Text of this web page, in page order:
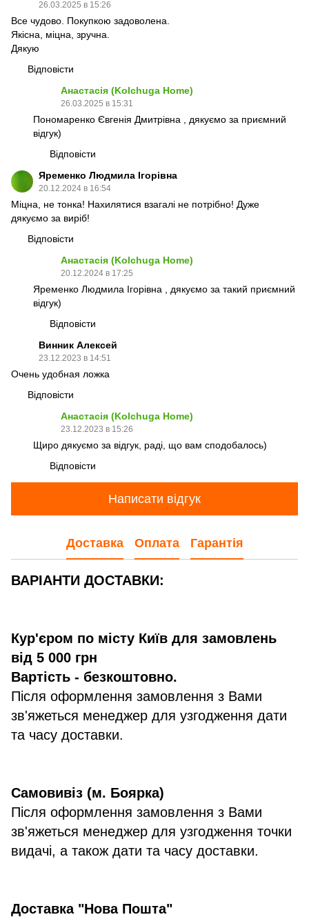
26.03.2025 в 15:26
Все чудово. Покупкою задоволена.
Якісна, міцна, зручна.
Дякую
Відповісти
Анастасія (Kolchuga Home)
26.03.2025 в 15:31
Пономаренко Євгенія Дмитрівна , дякуємо за приємний
відгук)
Відповісти
Яременко Людмила Ігорівна
20.12.2024 в 16:54
Міцна, не тонка! Нахилятися взагалі не потрібно! Дуже
дякуємо за виріб!
Відповісти
Анастасія (Kolchuga Home)
20.12.2024 в 17:25
Яременко Людмила Ігорівна , дякуємо за такий приємний
відгук)
Відповісти
Винник Алексей
23.12.2023 в 14:51
Очень удобная ложка
Відповісти
Анастасія (Kolchuga Home)
23.12.2023 в 15:26
Щиро дякуємо за відгук, раді, що вам сподобалось)
Відповісти
Написати відгук
Доставка Оплата Гарантія
ВАРІАНТИ ДОСТАВКИ:
Кур'єром по місту Київ для замовлень
від 5 000 грн
Вартість - безкоштовно.
Після оформлення замовлення з Вами
зв'яжеться менеджер для узгодження дати
та часу доставки.
Самовивіз (м. Боярка)
Після оформлення замовлення з Вами
зв'яжеться менеджер для узгодження точки
видачі, а також дати та часу доставки.
Доставка "Нова Пошта"